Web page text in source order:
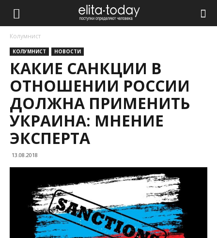
Колумнист
КОЛУМНИСТ НОВОСТИ
КАКИЕ САНКЦИИ В
ОТНОШЕНИИ РОССИИ
ДОЛЖНА ПРИМЕНИТЬ
УКРАИНА: МНЕНИЕ
ЭКСПЕРТА
13.08.2018